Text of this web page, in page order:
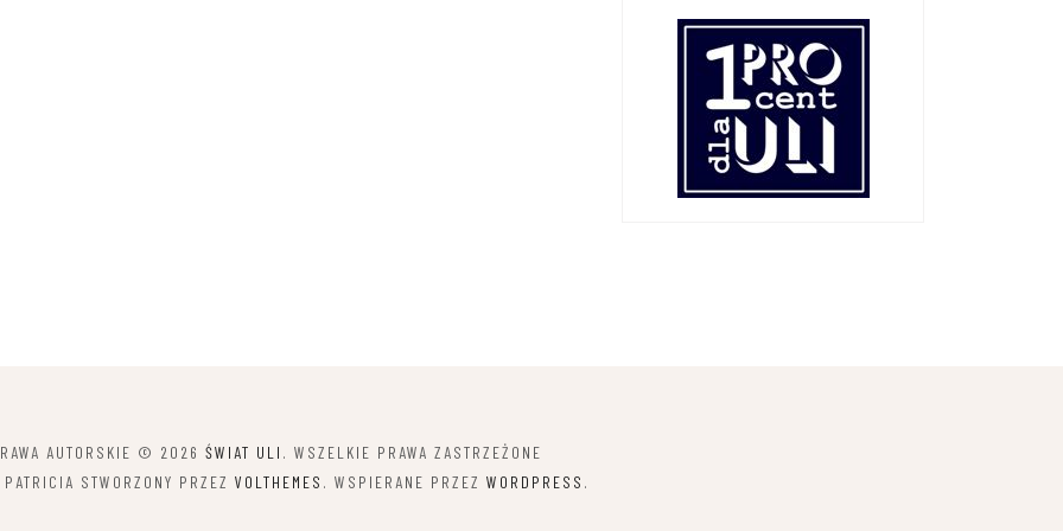
AUTORSKIE © 2026 ŚWIAT ULI . WSZELKIE PRAWA ZASTRZEŻONE
PATRICIA STWORZONY PRZEZ VOLTHEMES . WSPIERANE PRZEZ WORDPRESS .